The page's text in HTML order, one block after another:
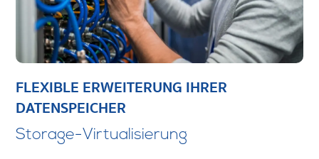
FLEXIBLE ERWEITERUNG IHRER
DATENSPEICHER
Storage-Virtualisierung